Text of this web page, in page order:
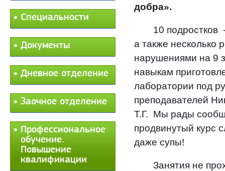
Специальности
Документы
Дневное отделение
Заочное отделение
Профессиональное
обучение.
Повышение
квалификации
добра».
10 подростков
а также несколько
нарушениями на 9
навыкам
лаборатории под
преподавателей
Т.Г. Мы рады
продвинутый курс
даже супы!
Занятия не